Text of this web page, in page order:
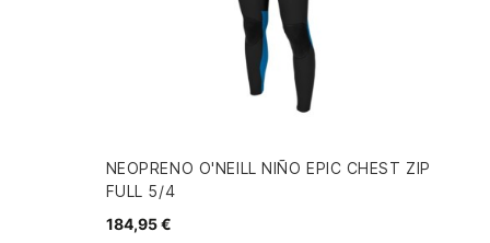
NEOPRENO O'NEILL NIÑO EPIC CHEST ZIP
FULL 5/4
184,95 €